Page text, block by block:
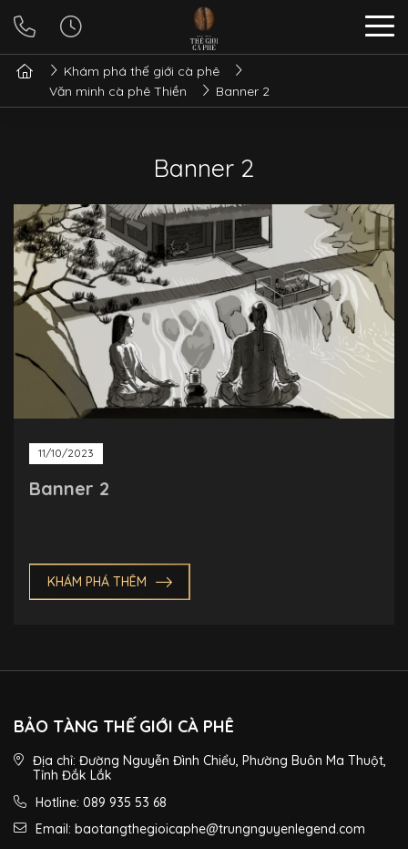
Khám phá thế giới cà phê
Văn minh cà phê Thiền
Banner 2
Banner 2
11/10/2023
Banner 2
KHÁM PHÁ THÊM
BẢO TÀNG THẾ GIỚI CÀ PHÊ
Địa chỉ: Đường Nguyễn Đình Chiểu, Phường Buôn Ma Thuột,
Tỉnh Đắk Lắk
Hotline: 089 935 53 68
Email: baotangthegioicaphe@trungnguyenlegend.com